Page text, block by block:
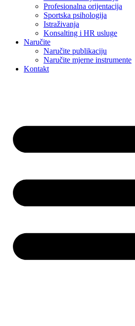
Profesionalna orijentacija
Sportska psihologija
Istraživanja
Konsalting i HR usluge
Naručite
Naručite publikaciju
Naručite mjerne instrumente
Kontakt